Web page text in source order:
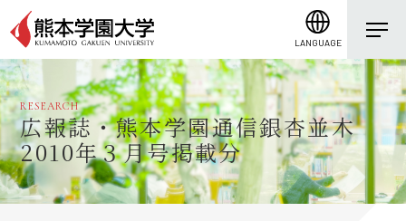
LANGUAGE
RESEARCH
広報誌・熊本学園通信銀杏並木
2010年３月号掲載分